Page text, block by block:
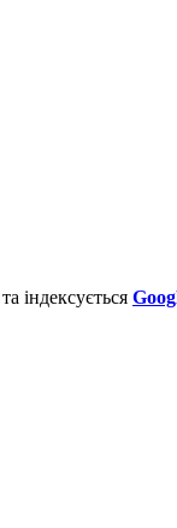
та індексується